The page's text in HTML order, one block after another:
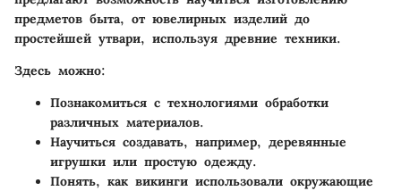
предметов быта, от ювелирных изделий до
простейшей утвари, используя древние техники.
Здесь можно:
Познакомиться с технологиями обработки
различных материалов.
Научиться создавать, например, деревянные
игрушки или простую одежду.
Понять, как викинги использовали окружающие